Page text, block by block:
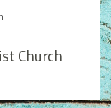
Church